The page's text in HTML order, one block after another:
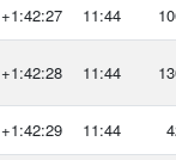
+1:42:27 11:44
+1:42:28 11:44
+1:42:29 11:44